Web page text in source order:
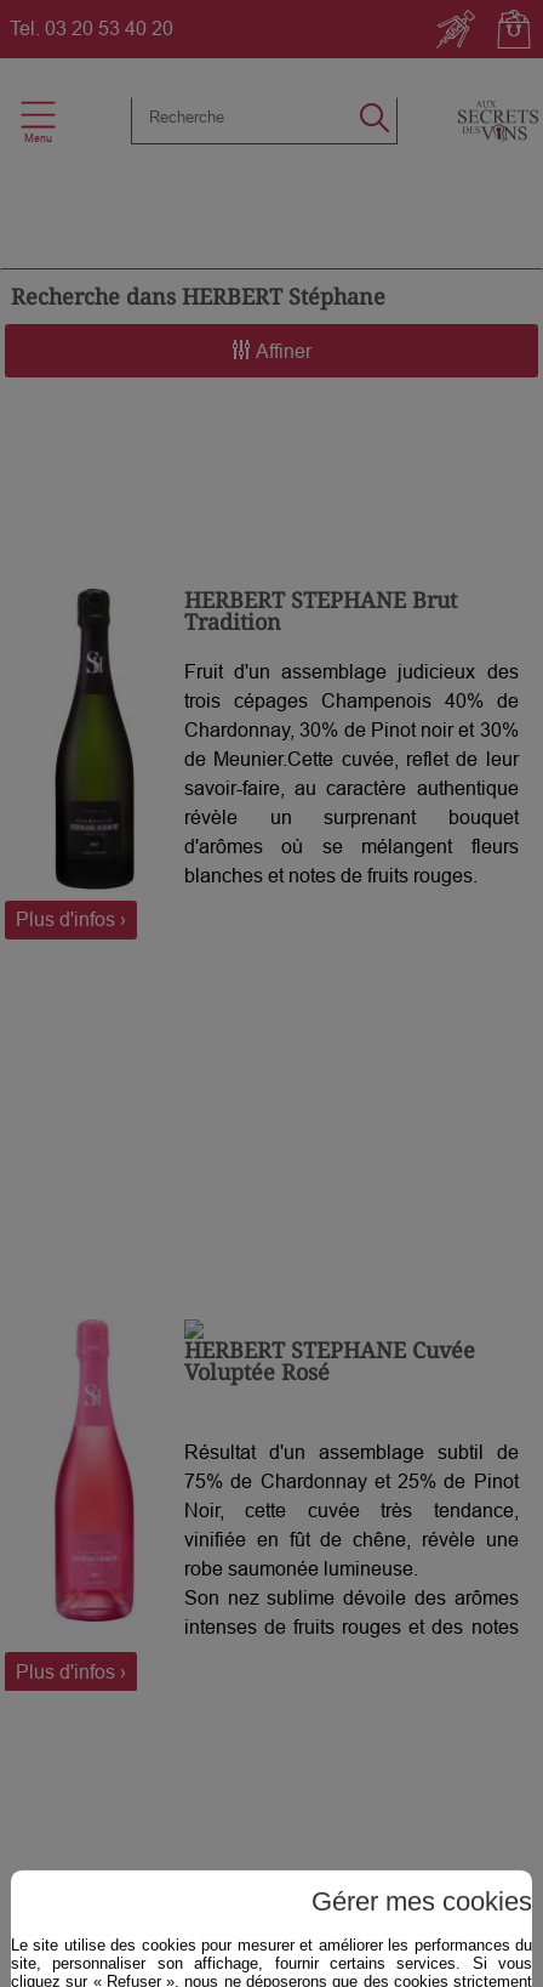
Tel. 03 20 53 40 20
Recherche dans HERBERT Stéphane
Affiner
HERBERT STEPHANE Brut
Tradition
Fruit d'un assemblage judicieux des
trois cépages Champenois 40% de
Chardonnay, 30% de Pinot noir et 30%
de Meunier.Cette cuvée, reflet de leur
savoir-faire, au caractère authentique
révèle un surprenant bouquet
d'arômes où se mélangent fleurs
blanches et notes de fruits rouges.
Plus d'infos ›
HERBERT STEPHANE Cuvée
Voluptée Rosé
Résultat d'un assemblage subtil de
75% de Chardonnay et 25% de Pinot
Noir, cette cuvée très tendance,
vinifiée en fût de chêne, révèle une
robe saumonée lumineuse.
Son nez sublime dévoile des arômes
intenses de fruits rouges et des notes
Plus d'infos ›
Gérer mes cookies
Le site utilise des cookies pour mesurer et améliorer les performances du
site, personnaliser son affichage, fournir certains services. Si vous
cliquez sur « Refuser », nous ne déposerons que des cookies strictement